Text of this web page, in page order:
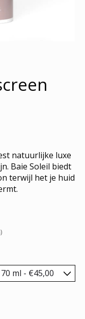
natuurlijke luxe
Baie Soleil biedt
terwijl het je huid